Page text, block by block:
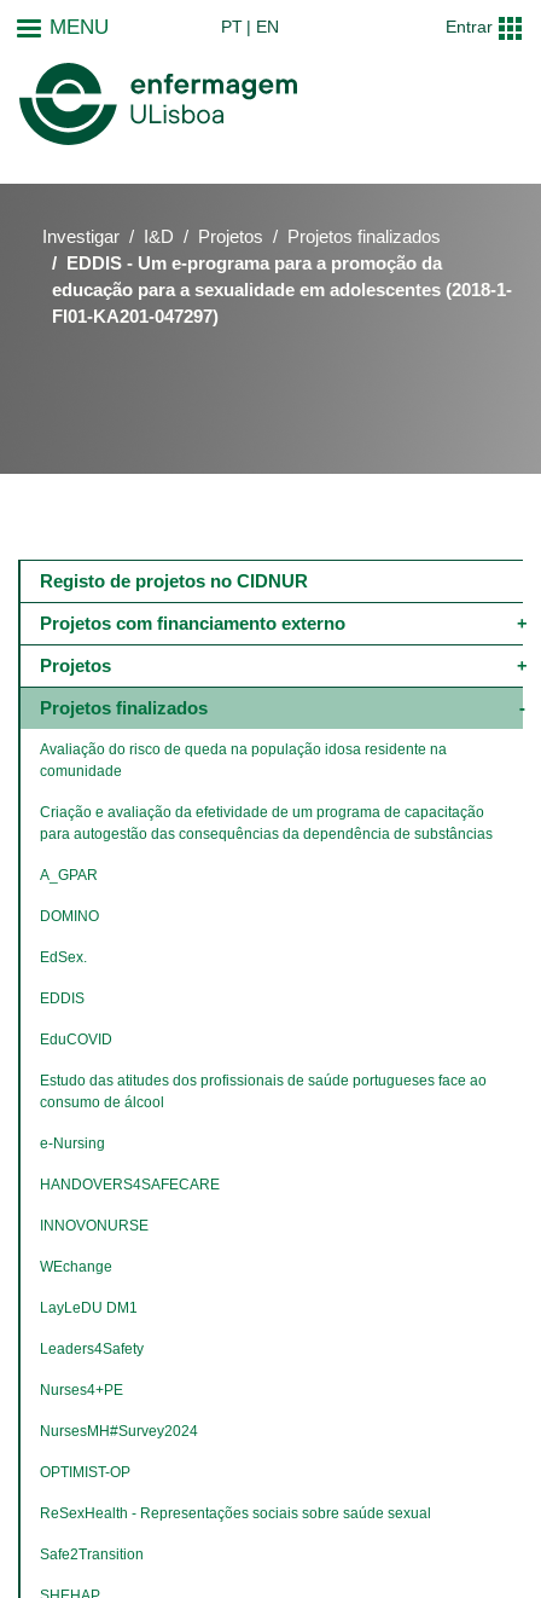
MENU PT EN Entrar
Investigar I&D Projetos
Projetos finalizados
EDDIS - Um e-programa para a promoção da
educação para a sexualidade em adolescentes (2018-1-
FI01-KA201-047297)
Main
navigation
níveis
Registo de projetos no CIDNUR
Projetos com financiamento externo
Projetos
Projetos finalizados
​​​​​​​Avaliação do risco de queda na população idosa residente na
comunidade
Criação e avaliação da efetividade de um programa de capacitação
para autogestão das consequências da dependência de substâncias
A_GPAR
DOMINO
EdSex.
EDDIS
​​​​​​​EduCOVID
Estudo das atitudes dos profissionais de saúde portugueses face ao
consumo de álcool
e-Nursing
HANDOVERS4SAFECARE
INNOVONURSE
WEchange
LayLeDU DM1
Leaders4Safety
Nurses4+PE
NursesMH#Survey2024
OPTIMIST-OP
ReSexHealth - Representações sociais sobre saúde sexual
Safe2Transition